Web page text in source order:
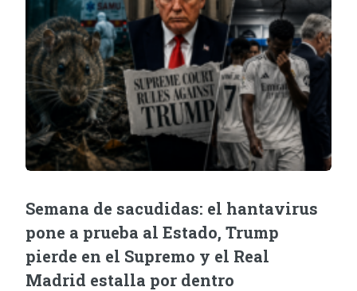
Semana de sacudidas: el hantavirus
pone a prueba al Estado, Trump
pierde en el Supremo y el Real
Madrid estalla por dentro